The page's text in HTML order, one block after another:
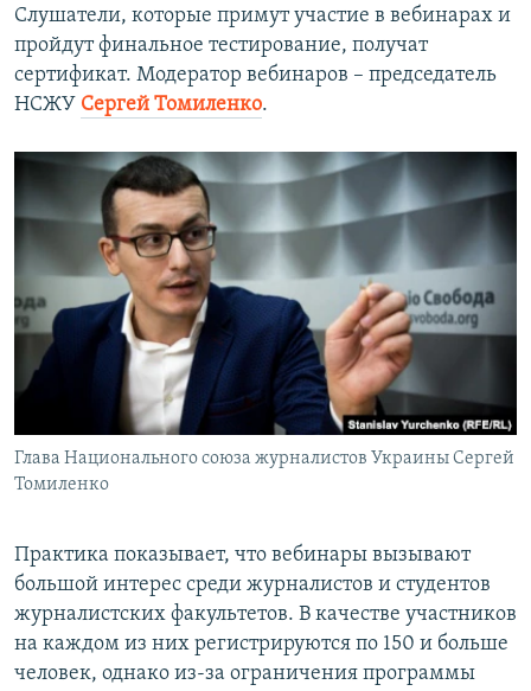
Слушатели, которые примут участие в вебинарах и
пройдут финальное тестирование, получат
сертификат. Модератор вебинаров – председатель
НСЖУ Сергей Томиленко.
Глава Национального союза журналистов Украины Сергей
Томиленко
Практика показывает, что вебинары вызывают
большой интерес среди журналистов и студентов
журналистских факультетов. В качестве участников
на каждом из них регистрируются по 150 и больше
человек, однако из-за ограничения программы